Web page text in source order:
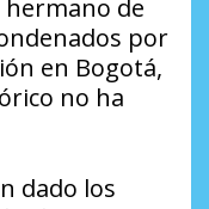
de
por
en Bogotá,
no ha
dado los